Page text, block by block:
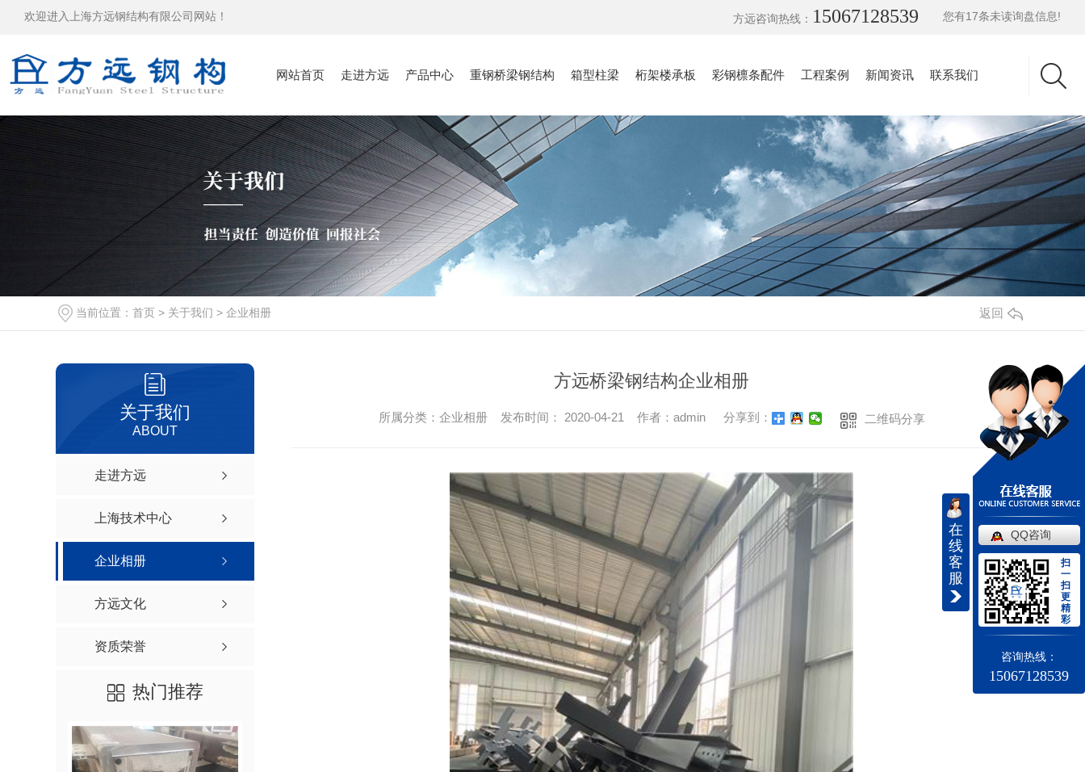
欢迎进入上海方远钢结构有限公司网站！ 方远咨询热线： 15067128539 您有17条未读询盘信息!
网站首页 走进方远 产品中心 重钢桥梁钢结构 箱型柱梁 桁架楼承板 彩钢檩条配件 工程案例 新闻资讯 联系我们
当前位置： 首页 > 关于我们 > 企业相册 返回
关于我们
ABOUT
走进方远
上海技术中心
企业相册
方远文化
资质荣誉
热门推荐
方远桥梁钢结构企业相册
所属分类：企业相册 发布时间： 2020-04-21 作者：admin 分享到： 二维码分享
在
线
客
服
QQ咨询
扫
一
扫
更
精
彩
咨询热线：
15067128539